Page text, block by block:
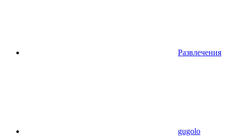
Развлечения
gugolo